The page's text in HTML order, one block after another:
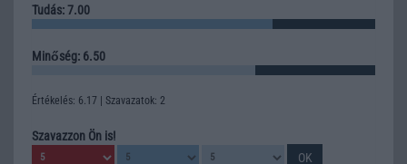
Tudás: 7.00
Minőség: 6.50
Értékelés: 6.17 | Szavazatok: 2
Szavazzon Ön is!